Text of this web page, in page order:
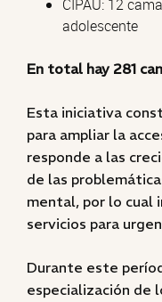
CIPAU: 12
adolescente
En total hay 281
Esta iniciativa
para ampliar la
responde a las
de las
mental, por lo cual
servicios para
Durante este
especialización de